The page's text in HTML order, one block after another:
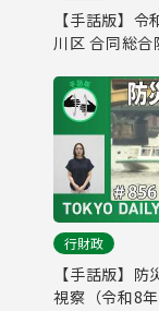
【手話版】
川区 合同総
No.857）
行財政
【手話版】
視察（令和8